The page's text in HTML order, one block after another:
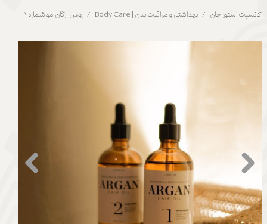
کانسپت استور جان بهداشتی و مراقبت بدن | Body Care روغن آرگان مو شماره 1